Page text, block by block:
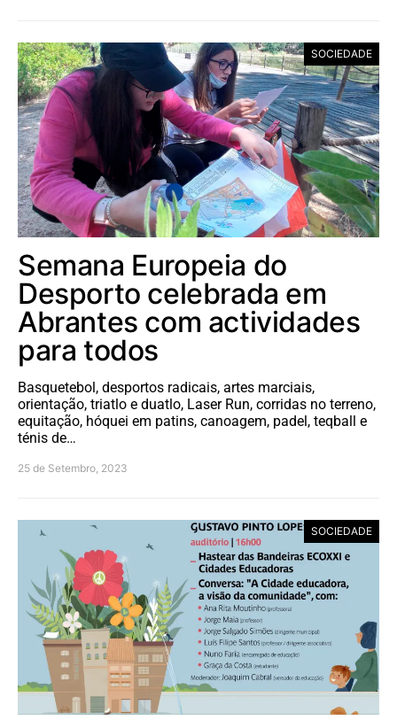
SOCIEDADE
Semana Europeia do
Desporto celebrada em
Abrantes com actividades
para todos
Basquetebol, desportos radicais, artes marciais,
orientação, triatlo e duatlo, Laser Run, corridas no terreno,
equitação, hóquei em patins, canoagem, padel, teqball e
ténis de…
25 de Setembro, 2023
SOCIEDADE